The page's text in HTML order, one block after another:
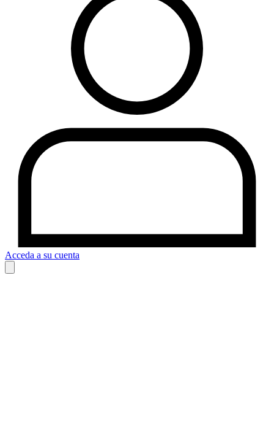
Acceda a su cuenta